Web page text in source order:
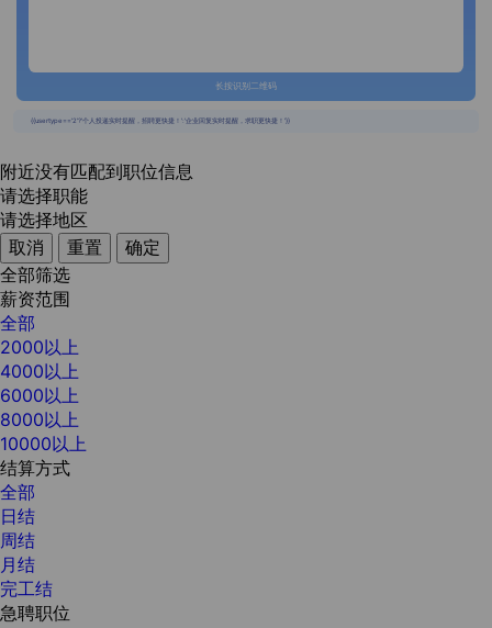
长按识别二维码
{{usertype=='2'?'个人投递实时提醒，招聘更快捷！':'企业回复实时提醒，求职更快捷！'}}
附近没有匹配到职位信息
请选择职能
请选择地区
取消
重置
确定
全部筛选
薪资范围
全部
2000以上
4000以上
6000以上
8000以上
10000以上
结算方式
全部
日结
周结
月结
完工结
急聘职位